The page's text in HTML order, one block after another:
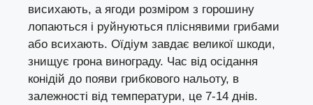
висихають, а ягоди розміром з горошину
лопаються і руйнуються пліснявими грибами
або всихають. Оїдіум завдає великої шкоди,
знищує грона винограду. Час від осідання
конідій до появи грибкового нальоту, в
залежності від температури, це 7-14 днів.